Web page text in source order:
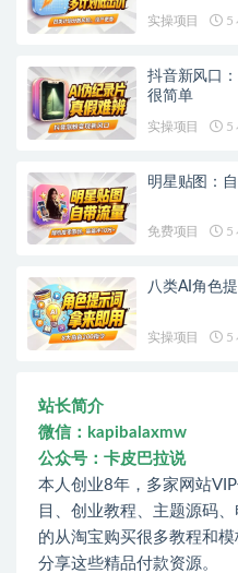
实操项目 5
抖音新风口
很简单
实操项目 5
明星贴图：
免费项目 5
八类AI角色
实操项目 5
站长简介
微信：kapibalaxmw
公众号：卡皮巴拉说
本人创业8年，多家网站
目、创业教程、主题源码
的从淘宝购买很多教程和
分享这些精品付款资源。